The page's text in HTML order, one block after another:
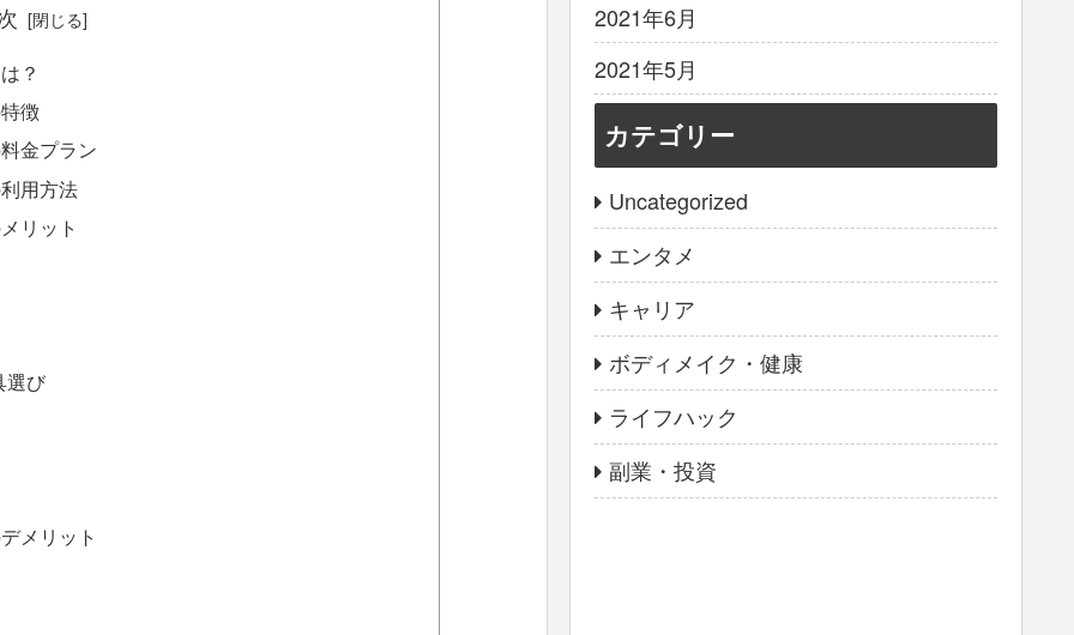
？
徴
金プラン
用方法
リット
選び
メリット
2021年6月
2021年5月
カテゴリー
Uncategorized
エンタメ
キャリア
ボディメイク・健康
ライフハック
副業・投資